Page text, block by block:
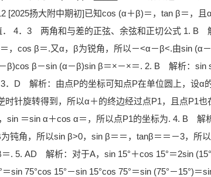
[2025扬大附中期初]已知cos (α＋β)＝，tan β＝，
． 4．3 两角和与差的正弦、余弦和正切公式 1. B
，cos β＝.又α，β为锐角，所以－<α－β<.由sin (α
β)cos β－sin (α－β)sin β＝×－×＝. 2. B 解析：sin
．D 解析：由点P的坐标可知点P在单位圆上，设α
针旋转得到，所以α＋的终边经过点P1，且点P1也
sin ＝sin α＋cos α＝，所以点P1的坐标为. 4. B 解
钝角，所以sin β>0，sin β＝＝，tanβ＝＝－3，所
. 5. AD 解析：对于A，sin 15°＋cos 15°＝2sin
sin 75°cos 15°－sin 15°cos 75°＝sin (75°－15°)＝